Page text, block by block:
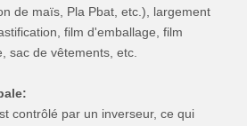
de maïs, Pla Pbat, etc.), largement
film d'emballage, film
sac de vêtements, etc.
contrôlé par un inverseur, ce qui